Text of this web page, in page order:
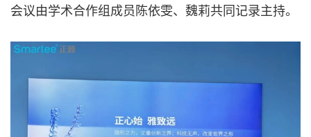
会议由学术合作组成员陈依雯、魏莉共同记录主持。